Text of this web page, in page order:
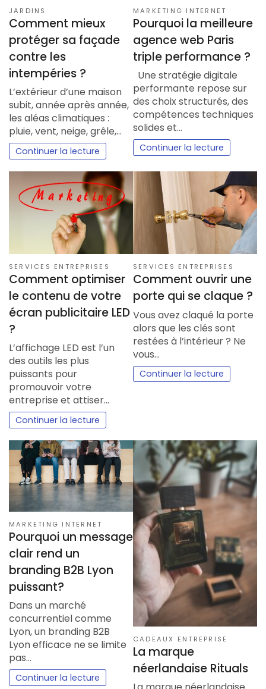
JARDINS
Comment mieux
protéger sa façade
contre les
intempéries ?
L’extérieur d’une maison
subit, année après année,
les aléas climatiques :
pluie, vent, neige, grêle,…
Continuer la lecture
MARKETING INTERNET
Pourquoi la meilleure
agence web Paris
triple performance ?
Une stratégie digitale
performante repose sur
des choix structurés, des
compétences techniques
solides et…
Continuer la lecture
SERVICES ENTREPRISES
Comment optimiser
le contenu de votre
écran publicitaire LED
?
L’affichage LED est l’un
des outils les plus
puissants pour
promouvoir votre
entreprise et attiser…
Continuer la lecture
SERVICES ENTREPRISES
Comment ouvrir une
porte qui se claque ?
Vous avez claqué la porte
alors que les clés sont
restées à l’intérieur ? Ne
vous…
Continuer la lecture
MARKETING INTERNET
Pourquoi un message
clair rend un
branding B2B Lyon
puissant?
Dans un marché
concurrentiel comme
Lyon, un branding B2B
Lyon efficace ne se limite
pas…
Continuer la lecture
CADEAUX ENTREPRISE
La marque
néerlandaise Rituals